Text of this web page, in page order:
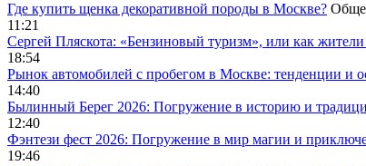
Где купить щенка декоративной породы в Москве?
11:21
Сергей Пляскота: «Бензиновый туризм», или как
18:54
Рынок автомобилей с пробегом в Москве: тенденции и
14:40
Былинный Берег 2026: Погружение в историю и
12:40
Фэнтези фест 2026: Погружение в мир магии и
19:46